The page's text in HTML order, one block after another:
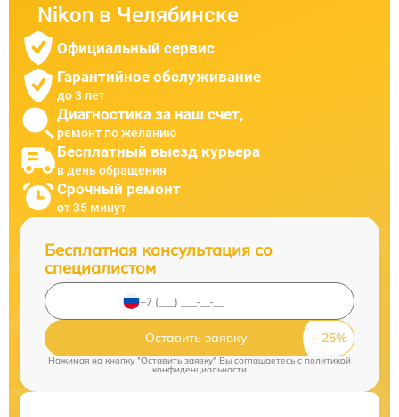
Nikon в Челябинске
Официальный сервис
Гарантийное обслуживание
до 3 лет
Диагностика за наш счет,
ремонт по желанию
Бесплатный выезд курьера
в день обращения
Срочный ремонт
от 35 минут
Бесплатная консультация со
специалистом
Оставить заявку
Нажимая на кнопку "Оставить заявку" Вы соглашаетесь cполитикой
конфиденциальности